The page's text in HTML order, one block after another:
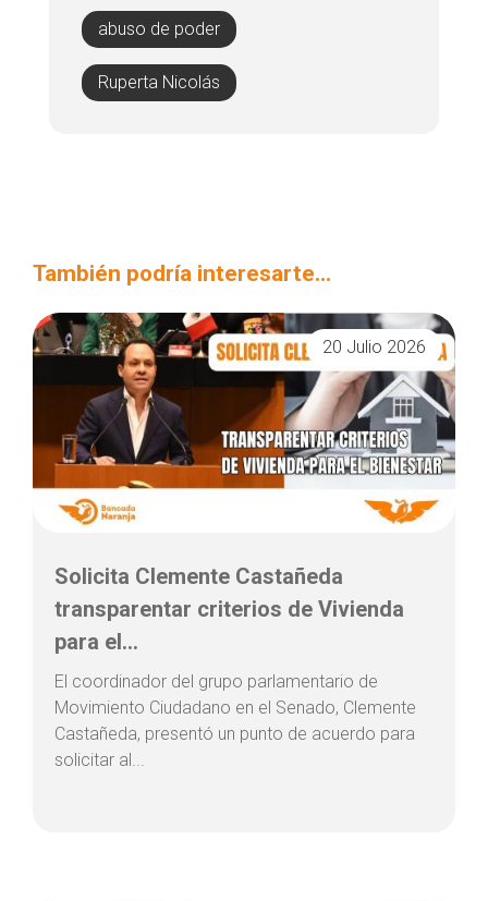
abuso de poder
Ruperta Nicolás
También podría interesarte...
20 Julio 2026
Solicita Clemente Castañeda
transparentar criterios de Vivienda
para el...
El coordinador del grupo parlamentario de
Movimiento Ciudadano en el Senado, Clemente
Castañeda, presentó un punto de acuerdo para
solicitar al...